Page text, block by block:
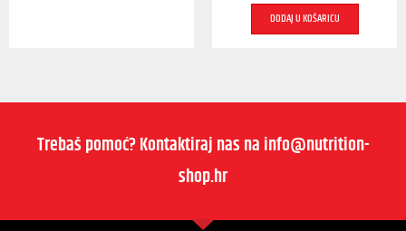
DODAJ U KOŠARICU
Trebaš pomoć? Kontaktiraj nas na info@nutrition-
shop.hr